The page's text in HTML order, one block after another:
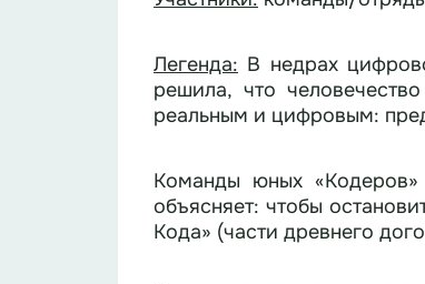
Легенда: В недрах
решила, что
реальным и цифровым:
Команды юных
объясняет: чтобы
Кода» (части древнего